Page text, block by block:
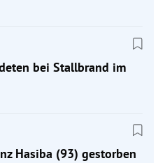
bei Stallbrand im
Hasiba (93) gestorben